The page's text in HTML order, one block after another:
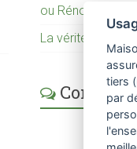
ou Rénover sa
La vérité sur la
tiers
par